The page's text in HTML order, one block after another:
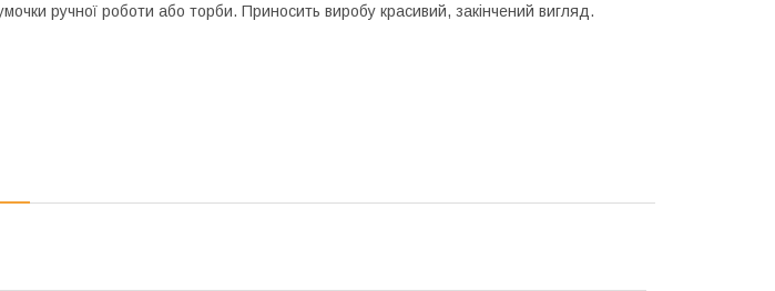
ручної роботи або торби. Приносить виробу красивий, закінчений вигляд.